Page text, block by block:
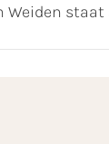
Weiden